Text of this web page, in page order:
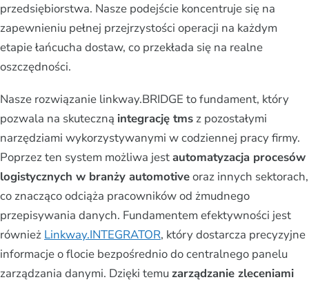
przedsiębiorstwa. Nasze podejście koncentruje się na
zapewnieniu pełnej przejrzystości operacji na każdym
etapie łańcucha dostaw, co przekłada się na realne
oszczędności.
Nasze rozwiązanie linkway.BRIDGE to fundament, który
pozwala na skuteczną integrację tms z pozostałymi
narzędziami wykorzystywanymi w codziennej pracy firmy.
Poprzez ten system możliwa jestautomatyzacja procesów
logistycznych w branży automotiveoraz innych sektorach,
co znacząco odciąża pracowników od żmudnego
przepisywania danych. Fundamentem efektywności jest
również Linkway.INTEGRATOR, który dostarcza precyzyjne
informacje o flocie bezpośrednio do centralnego panelu
zarządzania danymi. Dzięki temuzarządzanie zleceniami